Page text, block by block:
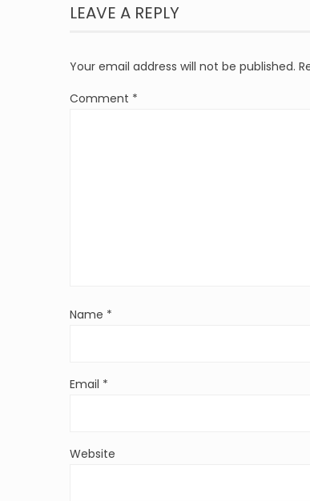
LEAVE A REPLY
Your email address will not be published.
Comment *
Name *
Email *
Website